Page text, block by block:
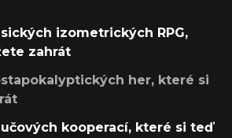
izometrických RPG,
zahrát
her, které si
kooperací, které si teď